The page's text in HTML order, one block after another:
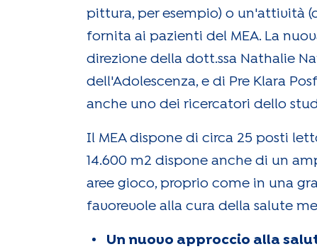
pittura, per esempio) o un'attività
fornita ai pazienti del MEA. La
direzione della dott.ssa Nathalie
dell'Adolescenza, e di Pre Klara
anche uno dei ricercatori dello
Il MEA dispone di circa 25 posti
14.600 m2 dispone anche di un
aree gioco, proprio come in una
favorevole alla cura della salute
Un nuovo approccio alla